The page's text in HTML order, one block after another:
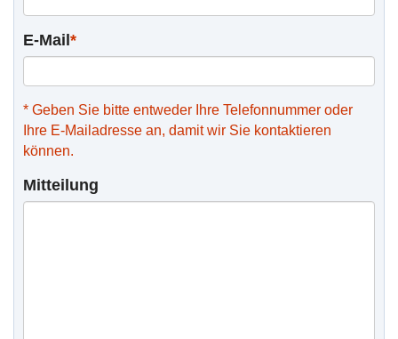
E-Mail *
* Geben Sie bitte entweder Ihre Telefonnummer oder
Ihre E-Mailadresse an, damit wir Sie kontaktieren
können.
Mitteilung